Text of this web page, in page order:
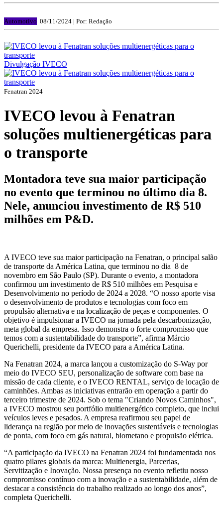
Automotivo 08/11/2024 | Por: Redação
Divulgação IVECO
Fenatran 2024
IVECO levou à Fenatran
soluções multienergéticas para
o transporte
Montadora teve sua maior participação
no evento que terminou no último dia 8.
Nele, anunciou investimento de R$ 510
milhões em P&D.
A IVECO teve sua maior participação na Fenatran, o principal salão
de transporte da América Latina, que terminou no dia 8 de
novembro em São Paulo (SP). Durante o evento, a montadora
confirmou um investimento de R$ 510 milhões em Pesquisa e
Desenvolvimento no período de 2024 a 2028. “O nosso aporte visa
o desenvolvimento de produtos e tecnologias com foco em
propulsão alternativa e na localização de peças e componentes. O
objetivo é impulsionar a IVECO na jornada pela descarbonização,
meta global da empresa. Isso demonstra o forte compromisso que
temos com a sustentabilidade do transporte”, afirma Márcio
Querichelli, presidente da IVECO para a América Latina.
Na Fenatran 2024, a marca lançou a customização do S-Way por
meio do IVECO SEU, personalização de software com base na
missão de cada cliente, e o IVECO RENTAL, serviço de locação de
caminhões. Ambas as iniciativas entrarão em operação a partir do
terceiro trimestre de 2024. Sob o tema "Criando Novos Caminhos",
a IVECO mostrou seu portfólio multienergético completo, que inclui
veículos leves e pesados. A empresa reafirmou seu papel de
liderança na região por meio de inovações sustentáveis e tecnologias
de ponta, com foco em gás natural, biometano e propulsão elétrica.
“A participação da IVECO na Fenatran 2024 foi fundamentada nos
quatro pilares globais da marca: Multienergia, Parcerias,
Servitização e Inovação. Nossa presença no evento refletiu nosso
compromisso contínuo com a inovação e a sustentabilidade, além de
destacar a consistência do trabalho realizado ao longo dos anos”,
completa Querichelli.